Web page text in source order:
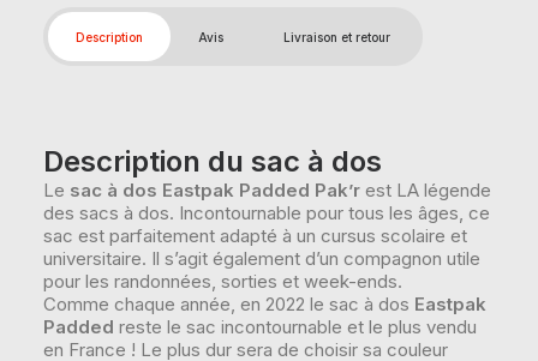
Description Avis Livraison et retour
Description du sac à dos
Le sac à dos Eastpak Padded Pak’r est LA légende
des sacs à dos. Incontournable pour tous les âges, ce
sac est parfaitement adapté à un cursus scolaire et
universitaire. Il s’agit également d’un compagnon utile
pour les randonnées, sorties et week-ends.
Comme chaque année, en 2022 le sac à dos Eastpak
Padded reste le sac incontournable et le plus vendu
en France ! Le plus dur sera de choisir sa couleur